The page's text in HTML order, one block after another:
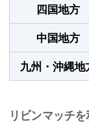
四国地方
中国地方
九州・沖縄地